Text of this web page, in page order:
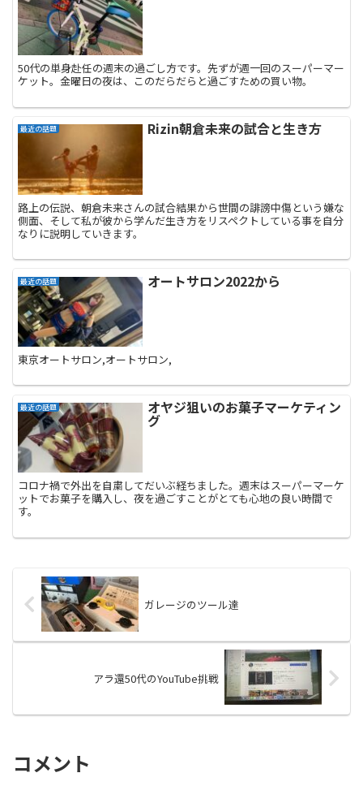
50代の単身赴任の週末の過ごし方です。先ずが週一回のスーパーマー
ケット。金曜日の夜は、このだらだらと過ごすための買い物。
最近の話題 Rizin朝倉未来の試合と生き方
路上の伝説、朝倉未来さんの試合結果から世間の誹謗中傷という嫌な
側面、そして私が彼から学んだ生き方をリスペクトしている事を自分
なりに説明していきます。
最近の話題 オートサロン2022から
東京オートサロン,オートサロン,
最近の話題 オヤジ狙いのお菓子マーケティン
グ
コロナ禍で外出を自粛してだいぶ経ちました。週末はスーパーマーケ
ットでお菓子を購入し、夜を過ごすことがとても心地の良い時間で
す。
ガレージのツール達
アラ還50代のYouTube挑戦
コメント